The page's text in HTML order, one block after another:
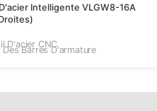
Intelligente VLGW8-16A
D'acier CNC
Barres D'armature